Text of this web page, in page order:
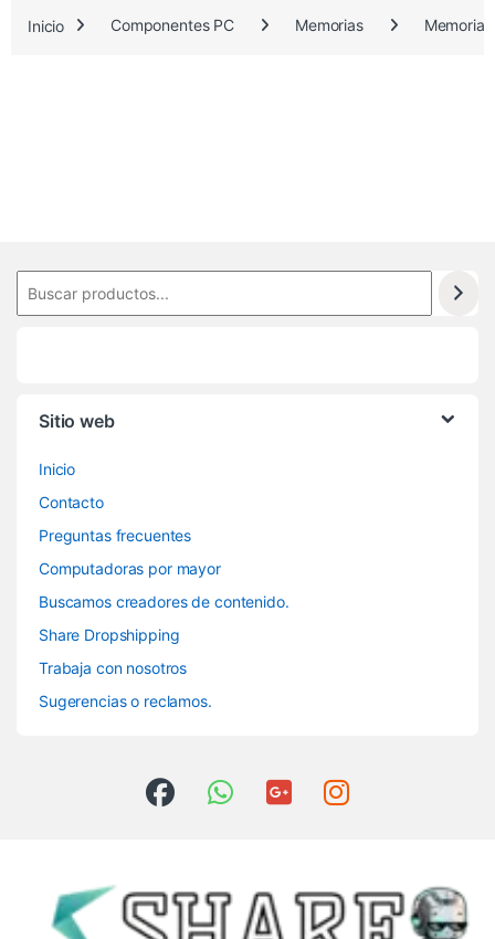
.
Inicio Componentes PC Memorias
Sitio web
Inicio
Contacto
Preguntas frecuentes
Computadoras por mayor
Buscamos creadores de contenido.
Share Dropshipping
Trabaja con nosotros
Sugerencias o reclamos.